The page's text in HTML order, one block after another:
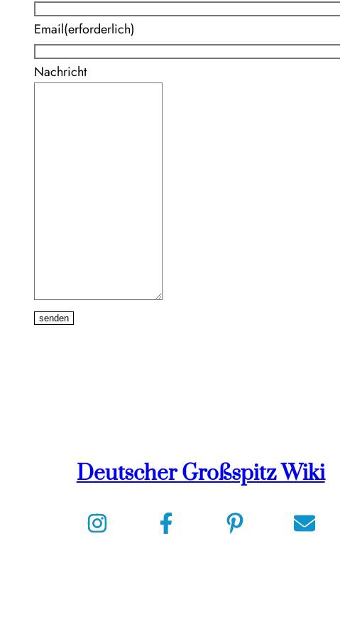
Email(erforderlich)
Nachricht
senden
Deutscher Großspitz Wiki